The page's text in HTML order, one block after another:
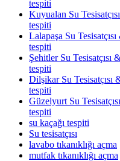
tespiti
Kuyualan Su
tespiti
Lalapaşa Su
tespiti
Şehitler Su Tesisatçısı
tespiti
Dilşikar Su Tesisatçısı
tespiti
Güzelyurt Su
tespiti
su kaçağı tespiti
Su tesisatçısı
lavabo tıkanıklığı açma
mutfak tıkanıklığı açma